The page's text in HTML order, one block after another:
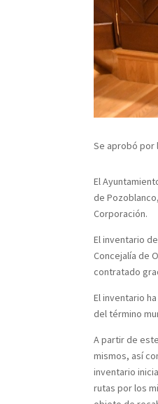
Se aprobó por
El
de
Corporación.
El inventario
Concejalía de
contratado
El inventario
del término
A partir de
mismos, así
inventario
rutas por los